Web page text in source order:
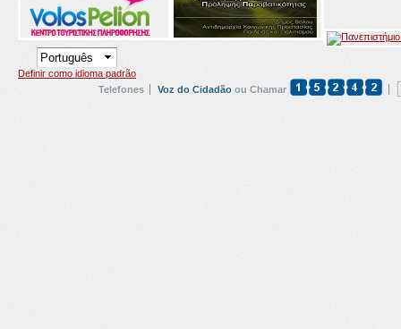
Definir como idioma padrão
Telefones
Voz do Cidadão ou Chamar